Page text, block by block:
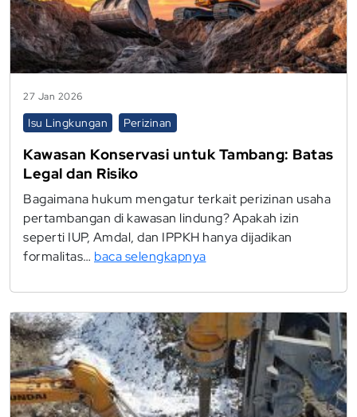
27 Jan 2026
Isu Lingkungan Perizinan
Kawasan Konservasi untuk Tambang: Batas
Legal dan Risiko
Bagaimana hukum mengatur terkait perizinan usaha
pertambangan di kawasan lindung? Apakah izin
seperti IUP, Amdal, dan IPPKH hanya dijadikan
formalitas… baca selengkapnya